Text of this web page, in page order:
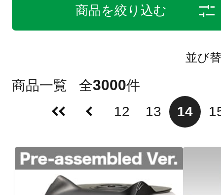
商品を絞り込む
並び
商品一覧 全3000件
12
13 14